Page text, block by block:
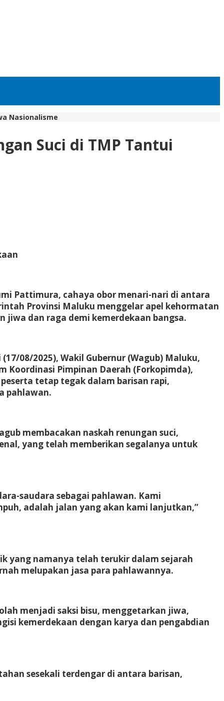
Nasionalisme
Suci di TMP Tantui
Pattimura, cahaya obor menari-nari di antara
Provinsi Maluku menggelar apel kehormatan
jiwa dan raga demi kemerdekaan bangsa.
08/2025), Wakil Gubernur (Wagub) Maluku,
Koordinasi Pimpinan Daerah (Forkopimda),
tetap tegak dalam barisan rapi,
pahlawan.
membacakan naskah renungan suci,
yang telah memberikan segalanya untuk
saudara sebagai pahlawan. Kami
adalah jalan yang akan kami lanjutkan,”
yang namanya telah terukir dalam sejarah
melupakan jasa para pahlawannya.
menjadi saksi bisu, menggetarkan jiwa,
kemerdekaan dengan karya dan pengabdian
sesekali terdengar di antara barisan,